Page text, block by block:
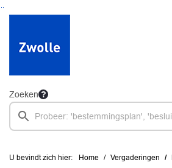
Ga naar de inhoud van deze pagina
Ga naar het zoeken
Ga naar het menu
Zoeken
U bevindt zich hier: Home Vergaderingen